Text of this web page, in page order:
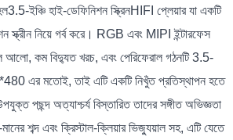
3.5-ইঞ্চি হাই-ডেফিনিশন স্ক্রিনHIFI প্লেয়ার যা একটি
নিয়ে গর্ব করে। RGB এবং MIPI ইন্টারফেস
আলো, কম বিদ্যুত খরচ, এবং পেরিফেরাল গঠনটি 3.5-
এর মতোই, তাই এটি একটি নিখুঁত প্রতিস্থাপন হতে
পছন্দ অত্যাশ্চর্য বিস্তারিত তাদের সঙ্গীত অভিজ্ঞতা
শব্দ এবং ক্রিস্টাল-ক্লিয়ার ভিজ্যুয়াল সহ, এটি যেতে